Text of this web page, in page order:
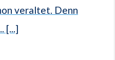
veraltet. Denn
[...]